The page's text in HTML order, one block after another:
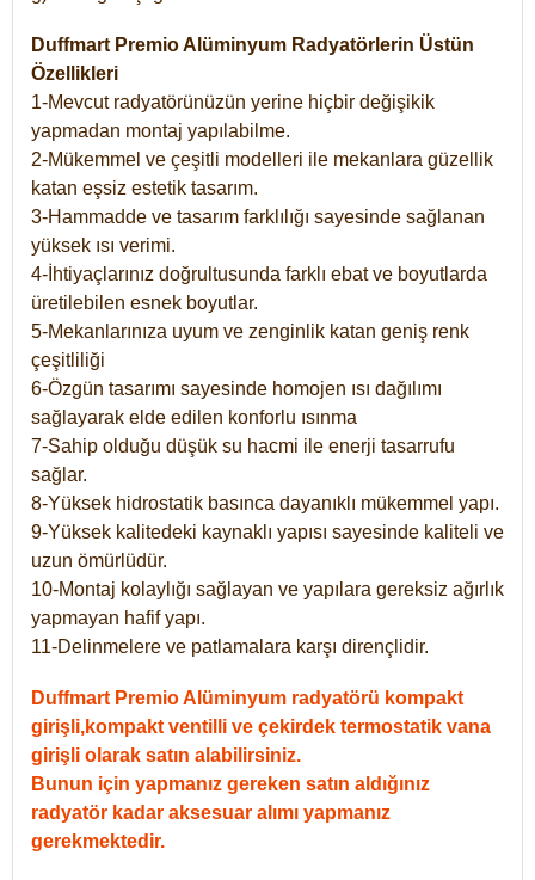
Duffmart Premio Alüminyum Radyatörlerin Üstün
Özellikleri
1-Mevcut radyatörünüzün yerine hiçbir değişikik
yapmadan montaj yapılabilme.
2-Mükemmel ve çeşitli modelleri ile mekanlara güzellik
katan eşsiz estetik tasarım.
3-Hammadde ve tasarım farklılığı sayesinde sağlanan
yüksek ısı verimi.
4-İhtiyaçlarınız doğrultusunda farklı ebat ve boyutlarda
üretilebilen esnek boyutlar.
5-Mekanlarınıza uyum ve zenginlik katan geniş renk
çeşitliliği
6-Özgün tasarımı sayesinde homojen ısı dağılımı
sağlayarak elde edilen konforlu ısınma
7-Sahip olduğu düşük su hacmi ile enerji tasarrufu
sağlar.
8-Yüksek hidrostatik basınca dayanıklı mükemmel yapı.
9-Yüksek kalitedeki kaynaklı yapısı sayesinde kaliteli ve
uzun ömürlüdür.
10-Montaj kolaylığı sağlayan ve yapılara gereksiz ağırlık
yapmayan hafif yapı.
11-Delinmelere ve patlamalara karşı dirençlidir.
Duffmart Premio Alüminyum radyatörü kompakt
girişli,kompakt ventilli ve çekirdek termostatik vana
girişli olarak satın alabilirsiniz.
Bunun için yapmanız gereken satın aldığınız
radyatör kadar aksesuar alımı yapmanız
gerekmektedir.